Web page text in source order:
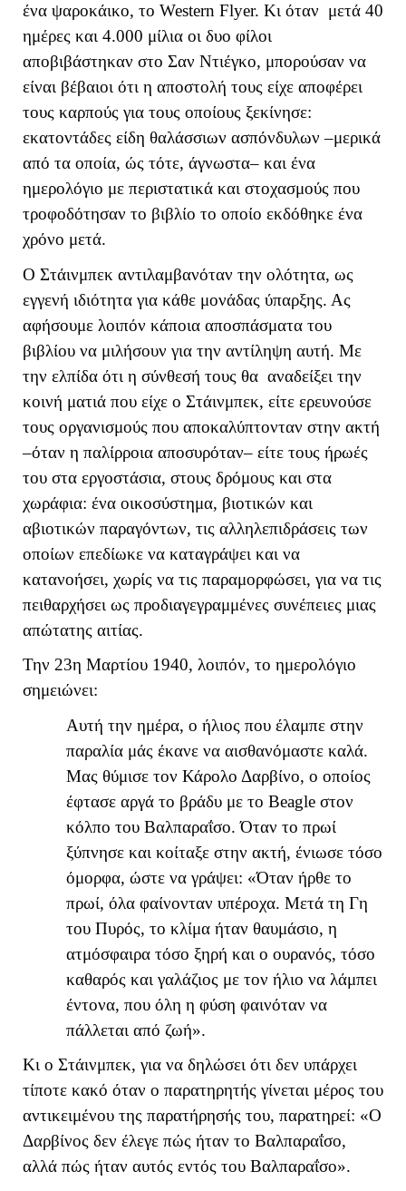
ένα ψαροκάικο, το Western Flyer. Κι όταν μετά 40
ημέρες και 4.000 μίλια οι δυο φίλοι
αποβιβάστηκαν στο Σαν Ντιέγκο, μπορούσαν να
είναι βέβαιοι ότι η αποστολή τους είχε αποφέρει
τους καρπούς για τους οποίους ξεκίνησε:
εκατοντάδες είδη θαλάσσιων ασπόνδυλων –μερικά
από τα οποία, ώς τότε, άγνωστα– και ένα
ημερολόγιο με περιστατικά και στοχασμούς που
τροφοδότησαν το βιβλίο το οποίο εκδόθηκε ένα
χρόνο μετά.
Ο Στάινμπεκ αντιλαμβανόταν την ολότητα, ως
εγγενή ιδιότητα για κάθε μονάδας ύπαρξης. Ας
αφήσουμε λοιπόν κάποια αποσπάσματα του
βιβλίου να μιλήσουν για την αντίληψη αυτή. Με
την ελπίδα ότι η σύνθεσή τους θα αναδείξει την
κοινή ματιά που είχε ο Στάινμπεκ, είτε ερευνούσε
τους οργανισμούς που αποκαλύπτονταν στην ακτή
–όταν η παλίρροια αποσυρόταν– είτε τους ήρωές
του στα εργοστάσια, στους δρόμους και στα
χωράφια: ένα οικοσύστημα, βιοτικών και
αβιοτικών παραγόντων, τις αλληλεπιδράσεις των
οποίων επεδίωκε να καταγράψει και να
κατανοήσει, χωρίς να τις παραμορφώσει, για να τις
πειθαρχήσει ως προδιαγεγραμμένες συνέπειες μιας
απώτατης αιτίας.
Την 23η Μαρτίου 1940, λοιπόν, το ημερολόγιο
σημειώνει:
Αυτή την ημέρα, ο ήλιος που έλαμπε στην
παραλία μάς έκανε να αισθανόμαστε καλά.
Μας θύμισε τον Κάρολο Δαρβίνο, ο οποίος
έφτασε αργά το βράδυ με το Beagle στον
κόλπο του Βαλπαραΐσο. Όταν το πρωί
ξύπνησε και κοίταξε στην ακτή, ένιωσε τόσο
όμορφα, ώστε να γράψει: «Όταν ήρθε το
πρωί, όλα φαίνονταν υπέροχα. Μετά τη Γη
του Πυρός, το κλίμα ήταν θαυμάσιο, η
ατμόσφαιρα τόσο ξηρή και ο ουρανός, τόσο
καθαρός και γαλάζιος με τον ήλιο να λάμπει
έντονα, που όλη η φύση φαινόταν να
πάλλεται από ζωή».
Κι ο Στάινμπεκ, για να δηλώσει ότι δεν υπάρχει
τίποτε κακό όταν ο παρατηρητής γίνεται μέρος του
αντικειμένου της παρατήρησής του, παρατηρεί: «Ο
Δαρβίνος δεν έλεγε πώς ήταν το Βαλπαραΐσο,
αλλά πώς ήταν αυτός εντός του Βαλπαραΐσο».